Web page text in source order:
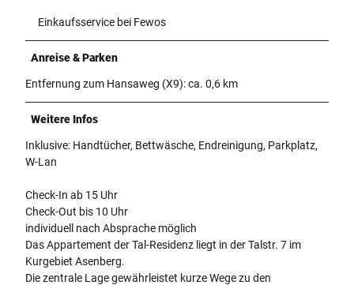
Einkaufsservice bei Fewos
Anreise & Parken
Entfernung zum Hansaweg (X9): ca. 0,6 km
Weitere Infos
Inklusive: Handtücher, Bettwäsche, Endreinigung, Parkplatz,
W-Lan
Check-In ab 15 Uhr
Check-Out bis 10 Uhr
individuell nach Absprache möglich
Das Appartement der Tal-Residenz liegt in der Talstr. 7 im
Kurgebiet Asenberg.
Die zentrale Lage gewährleistet kurze Wege zu den